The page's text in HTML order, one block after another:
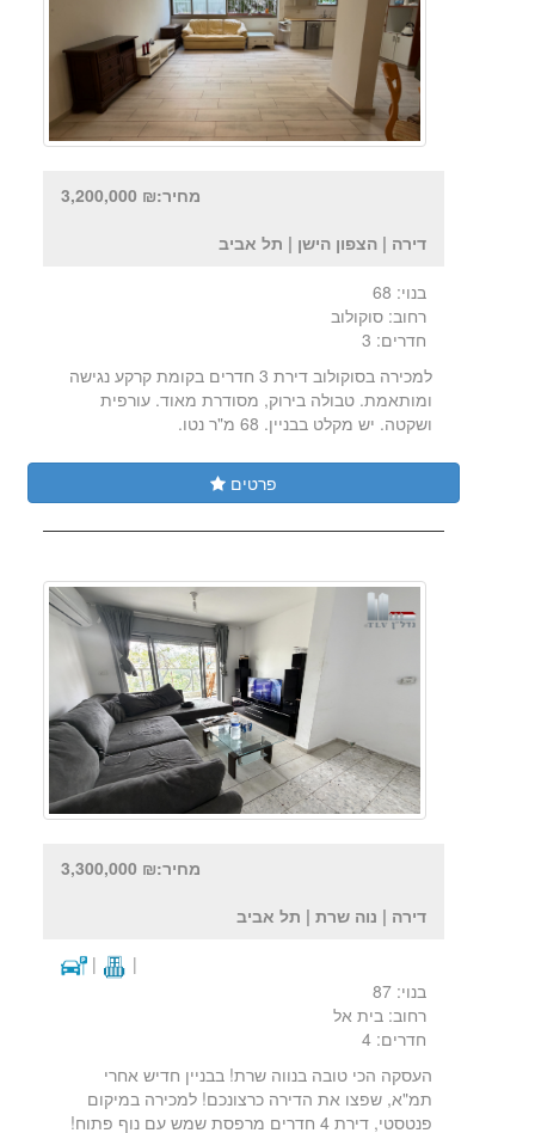
מחיר:₪ 3,200,000
דירה | הצפון הישן | תל אביב
בנוי: 68
רחוב: סוקולוב
חדרים: 3
למכירה בסוקולוב דירת 3 חדרים בקומת קרקע נגישה
ומותאמת. טבולה בירוק, מסודרת מאוד. עורפית
ושקטה. יש מקלט בבניין. 68 מ"ר נטו.
פרטים
מחיר:₪ 3,300,000
דירה | נוה שרת | תל אביב
|
|
בנוי: 87
רחוב: בית אל
חדרים: 4
העסקה הכי טובה בנווה שרת! בבניין חדיש אחרי
תמ"א, שפצו את הדירה כרצונכם! למכירה במיקום
פנטסטי, דירת 4 חדרים מרפסת שמש עם נוף פתוח!